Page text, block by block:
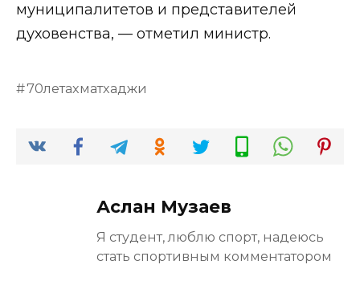
муниципалитетов и представителей
духовенства, — отметил министр.
70летахматхаджи
Аслан Музаев
Я студент, люблю спорт, надеюсь
стать спортивным комментатором